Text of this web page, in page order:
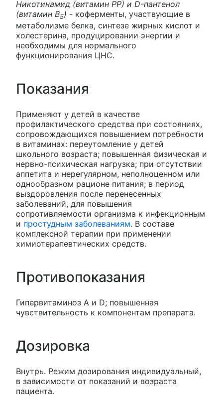
Никотинамид (витамин РР) и D-пантенол
(витамин В5) - коферменты, участвующие в
метаболизме белка, синтезе жирных кислот и
холестерина, продуцировании энергии и
необходимы для нормального
функционирования ЦНС.
Показания
Применяют у детей в качестве
профилактического средства при состояниях,
сопровождающихся повышением потребности
в витаминах: переутомление у детей
школьного возраста; повышенная физическая и
нервно-психическая нагрузка; при отсутствии
аппетита и нерегулярном, неполноценном или
однообразном рационе питания; в период
выздоровления после перенесенных
заболеваний, для повышения
сопротивляемости организма к инфекционным
и простудным заболеваниям. В составе
комплексной терапии при применении
химиотерапевтических средств.
Противопоказания
Гипервитаминоз А и D; повышенная
чувствительность к компонентам препарата.
Дозировка
Внутрь. Режим дозирования индивидуальный,
в зависимости от показаний и возраста
пациента.